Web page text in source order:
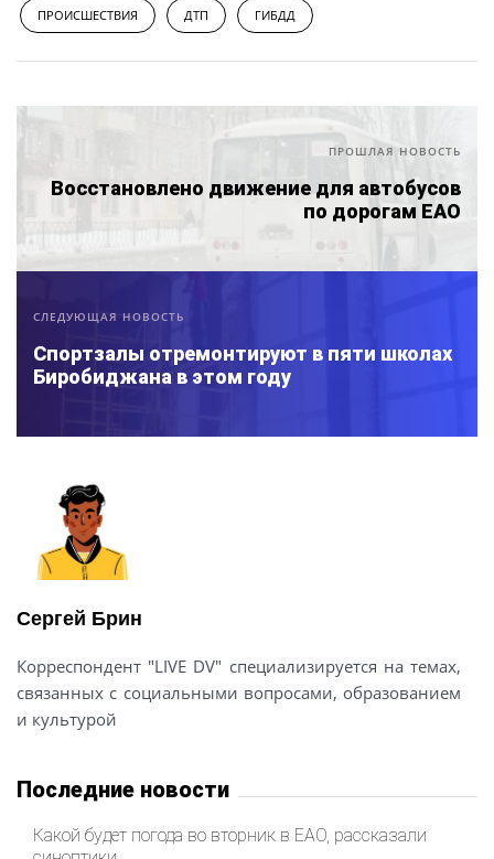
ПРОИСШЕСТВИЯ ДТП ГИБДД
ПРОШЛАЯ НОВОСТЬ
Восстановлено движение для автобусов
по дорогам ЕАО
СЛЕДУЮЩАЯ НОВОСТЬ
Спортзалы отремонтируют в пяти школах
Биробиджана в этом году
Сергей Брин
Корреспондент "LIVE DV" специализируется на темах,
связанных с социальными вопросами, образованием
и культурой
Последние новости
Какой будет погода во вторник в ЕАО, рассказали